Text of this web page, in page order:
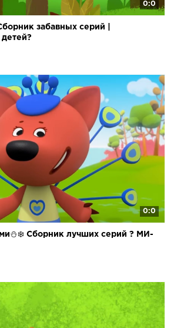
0:0
забавных серий |
0:0
Сборник лучших серий ? МИ-